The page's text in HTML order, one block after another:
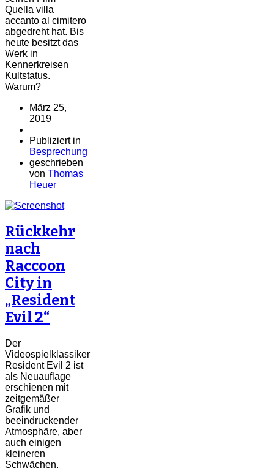
Quella villa
accanto al cimitero
abgedreht hat. Bis
heute besitzt das
Werk in
Kennerkreisen
Kultstatus.
Warum?
März 25,
2019
Publiziert in
Besprechung
geschrieben
von Thomas
Heuer
Rückkehr
nach
Raccoon
City in
„Resident
Evil 2“
Der
Videospielklassiker
Resident Evil 2 ist
als Neuauflage
erschienen mit
zeitgemäßer
Grafik und
beeindruckender
Atmosphäre, aber
auch einigen
kleineren
Schwächen.